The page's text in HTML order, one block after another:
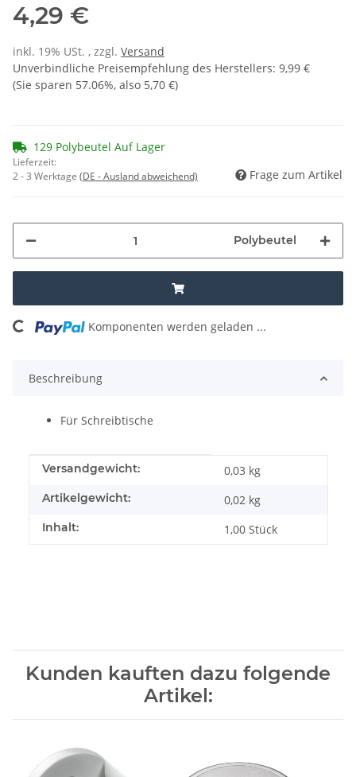
4,29 €
inkl. 19% USt. , zzgl. Versand
Unverbindliche Preisempfehlung des Herstellers: 9,99 €
(Sie sparen 57.06%, also 5,70 €)
129 Polybeutel Auf Lager
Lieferzeit:
2 - 3 Werktage (DE - Ausland abweichend) Frage zum Artikel
Polybeutel
Loading... Komponenten werden geladen ...
Beschreibung
Für Schreibtische
Produkteigenschaft
Wert
Versandgewicht: 0,03 kg
Artikelgewicht: 0,02 kg
Inhalt: 1,00 Stück
Kunden kauften dazu folgende
Artikel: